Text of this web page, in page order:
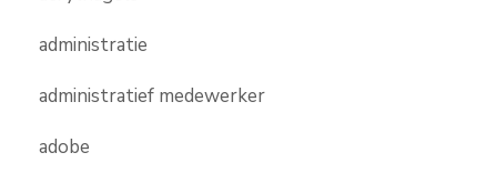
administratie
administratief medewerker
adobe